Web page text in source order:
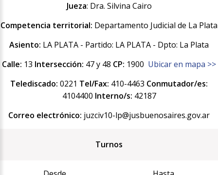
Jueza: Dra. Silvina Cairo
Competencia territorial: Departamento Judicial de La Plata
Asiento: LA PLATA - Partido: LA PLATA - Dpto: La Plata
Calle: 13 Intersección: 47 y 48 CP: 1900 Ubicar en mapa >>
Telediscado: 0221 Tel/Fax: 410-4463 Conmutador/es:
4104400 Interno/s: 42187
Correo electrónico: juzciv10-lp@jusbuenosaires.gov.ar
Turnos